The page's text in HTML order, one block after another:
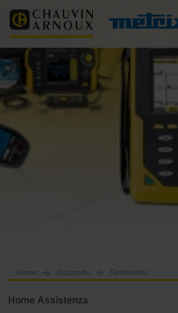
Home Supporto Recherche
Home Assistenza